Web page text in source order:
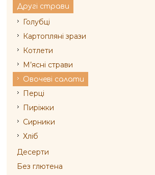
Другі страви
Голубці
Картопляні зрази
Котлети
М’ясні страви
Овочеві салати
Перці
Пиріжки
Сирники
Хліб
Десерти
Без глютена